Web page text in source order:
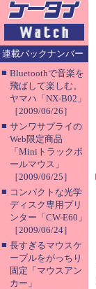
連載バックナンバー
■ Bluetoothで音楽を
飛ばして楽しむ。
ヤマハ「NX-B02」
［2009/06/26］
■ サンワサプライの
Web限定商品
「Miniトラックボ
ールマウス」
［2009/06/25］
■ コンパクトな光学
ディスク専用プリ
ンター「CW-E60」
［2009/06/24］
■ 長すぎるマウスケ
ーブルをがっちり
固定「マウスアン
カー」